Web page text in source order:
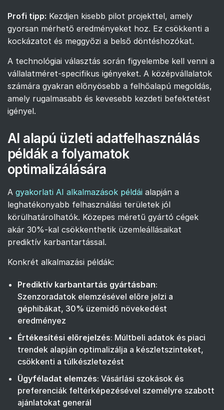
Profi tipp: Kezdjen kisebb pilot projekttel, amely
gyorsan mérhető eredményeket hoz. Ez csökkenti a
kockázatot és meggyőzi a belső döntéshozókat.
A technológiai választás során figyelembe kell venni a
vállalatméret-specifikus igényeket. A középvállalatok
számára gyakran előnyösebb a felhőalapú megoldás,
amely rugalmasabb és kevesebb kezdeti befektetést
igényel.
AI alapú üzleti adatfelhasználás
példák a folyamatok
optimalizálására
A gyakorlati AI alkalmazások példái alapján a
leghatékonyabb felhasználási területek jól
körülhatárolhatók. Közepes méretű gyártó cégek
akár 30%-kal csökkenthetik üzemleállásaikat
prediktív karbantartással.
Konkrét alkalmazási példák:
Prediktív karbantartás gyártásban:
Szenzoradatok elemzésével előre jelzi a
géphibákat, 30% üzemidő növekedést
eredményez
Értékesítési előrejelzés: Múltbeli adatok és piaci
trendek alapján optimalizálja a készletszinteket,
csökkenti a túlkészletezést
Ügyféladat elemzés: Vásárlási szokások és
preferenciák feltérképezésével személyre szabott
ajánlatokat generál